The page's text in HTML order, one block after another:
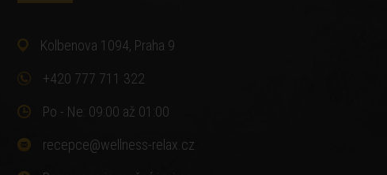
Kolbenova 1094, Praha 9
+420 777 711 322
Po - Ne: 09:00 až 01:00
recepce@wellness-relax.cz